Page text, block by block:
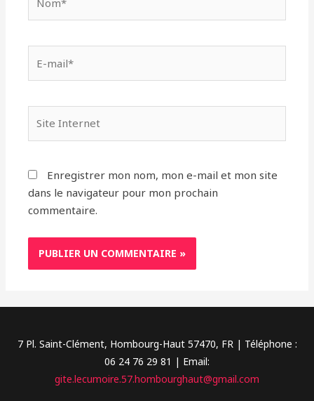
mail*
Internet
Enregistrer mon nom, mon e-mail et mon site
dans le navigateur pour mon prochain
commentaire.
7 Pl. Saint-Clément, Hombourg-Haut 57470, FR | Téléphone :
06 24 76 29 81 | Email:
gite.lecumoire.57.hombourghaut@gmail.com